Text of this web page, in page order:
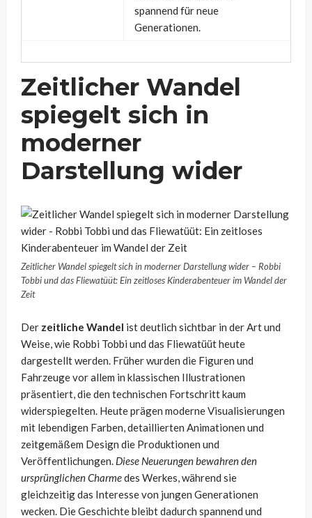
spannend für neue
Generationen.
Zeitlicher Wandel
spiegelt sich in
moderner
Darstellung wider
Zeitlicher Wandel spiegelt sich in moderner Darstellung wider – Robbi
Tobbi und das Fliewatüüt: Ein zeitloses Kinderabenteuer im Wandel der
Zeit
Der zeitliche Wandel ist deutlich sichtbar in der Art und
Weise, wie Robbi Tobbi und das Fliewatüüt heute
dargestellt werden. Früher wurden die Figuren und
Fahrzeuge vor allem in klassischen Illustrationen
präsentiert, die den technischen Fortschritt kaum
widerspiegelten. Heute prägen moderne Visualisierungen
mit lebendigen Farben, detaillierten Animationen und
zeitgemäßem Design die Produktionen und
Veröffentlichungen. Diese Neuerungen bewahren den
ursprünglichen Charmedes Werkes, während sie
gleichzeitig das Interesse von jungen Generationen
wecken. Die Geschichte bleibt dadurch spannend und